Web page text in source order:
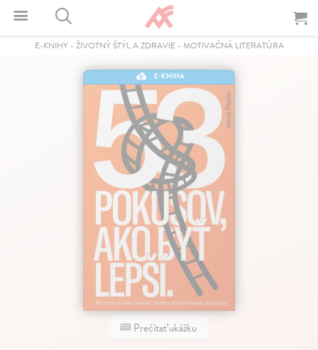
E-KNIHY- ŽIVOTNÝ ŠTÝL A ZDRAVIE- MOTIVAČNÁ LITERATÚRA
E-KNIHA
Prečítať ukážku